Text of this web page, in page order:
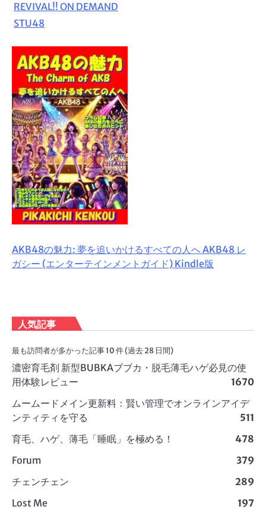
REVIVAL!! ON DEMAND
STU48
AKB48の魅力: 夢を追いかけるすべての人へ AKB48 レ
ガシー (エンターテインメントガイド) Kindle版
人気記事
最も訪問者が多かった記事 10 件 (過去 28 日間)
濃密育毛剤 新型BUBKAブブカ・脱毛薄毛ハゲ必見の使
用体験レビュー
1670
ムームードメイン更新料：賢い管理でオンラインアイデ
ンティティを守る
511
育毛、ハゲ、薄毛「睡眠」を極める！
478
Forum
379
チェンチェン
289
Lost Me
197